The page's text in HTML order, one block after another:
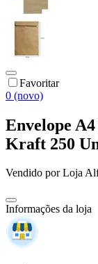
Favoritar
0 (novo)
Envelope
Kraft 250
Vendido porLoja
Informações da loja